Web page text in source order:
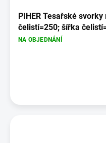
PIHER Tesařské
čelistí=250; šířka
NA OBJEDNÁNÍ